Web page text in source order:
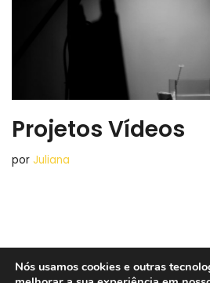
Projetos Vídeos
por Juliana
Nós usamos cookies e outras